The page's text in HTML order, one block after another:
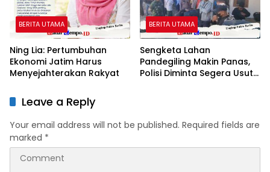
BERITA UTAMA
Ning Lia: Pertumbuhan
Ekonomi Jatim Harus
Menyejahterakan Rakyat
BERITA UTAMA
Sengketa Lahan
Pandegiling Makin Panas,
Polisi Diminta Segera Usut
Leave a Reply
Your email address will not be published. Required fields are
marked *